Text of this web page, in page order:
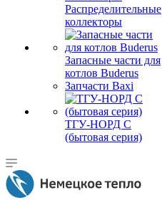
Распределительные
коллекторы
Запасные части для
котлов Buderus
Запчасти Baxi
ТГУ-НОРД С
(бытовая серия)